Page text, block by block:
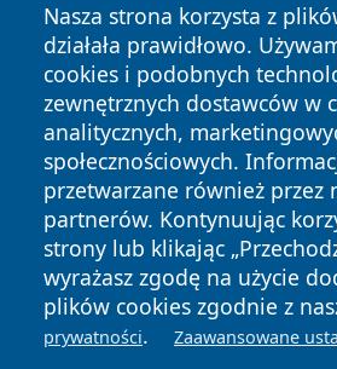
Nasza strona korzysta z
działała prawidłowo.
cookies i podobnych
zewnętrznych dostawców w
analitycznych,
społecznościowych.
przetwarzane również przez
partnerów. Kontynuując
strony lub klikając
wyrażasz zgodę na użycie
plików cookies zgodnie z
prywatności. Zaawansowane
Copyright © 2026 piekaryonline.pl
zastrzeżone.
News Autorzy
Polityka
Prywatności